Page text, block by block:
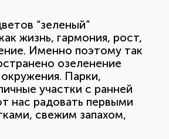
“зеленый”
жизнь, гармония, рост,
Именно поэтому так
озеленение
Парки,
участки с ранней
нас радовать первыми
свежим запахом,